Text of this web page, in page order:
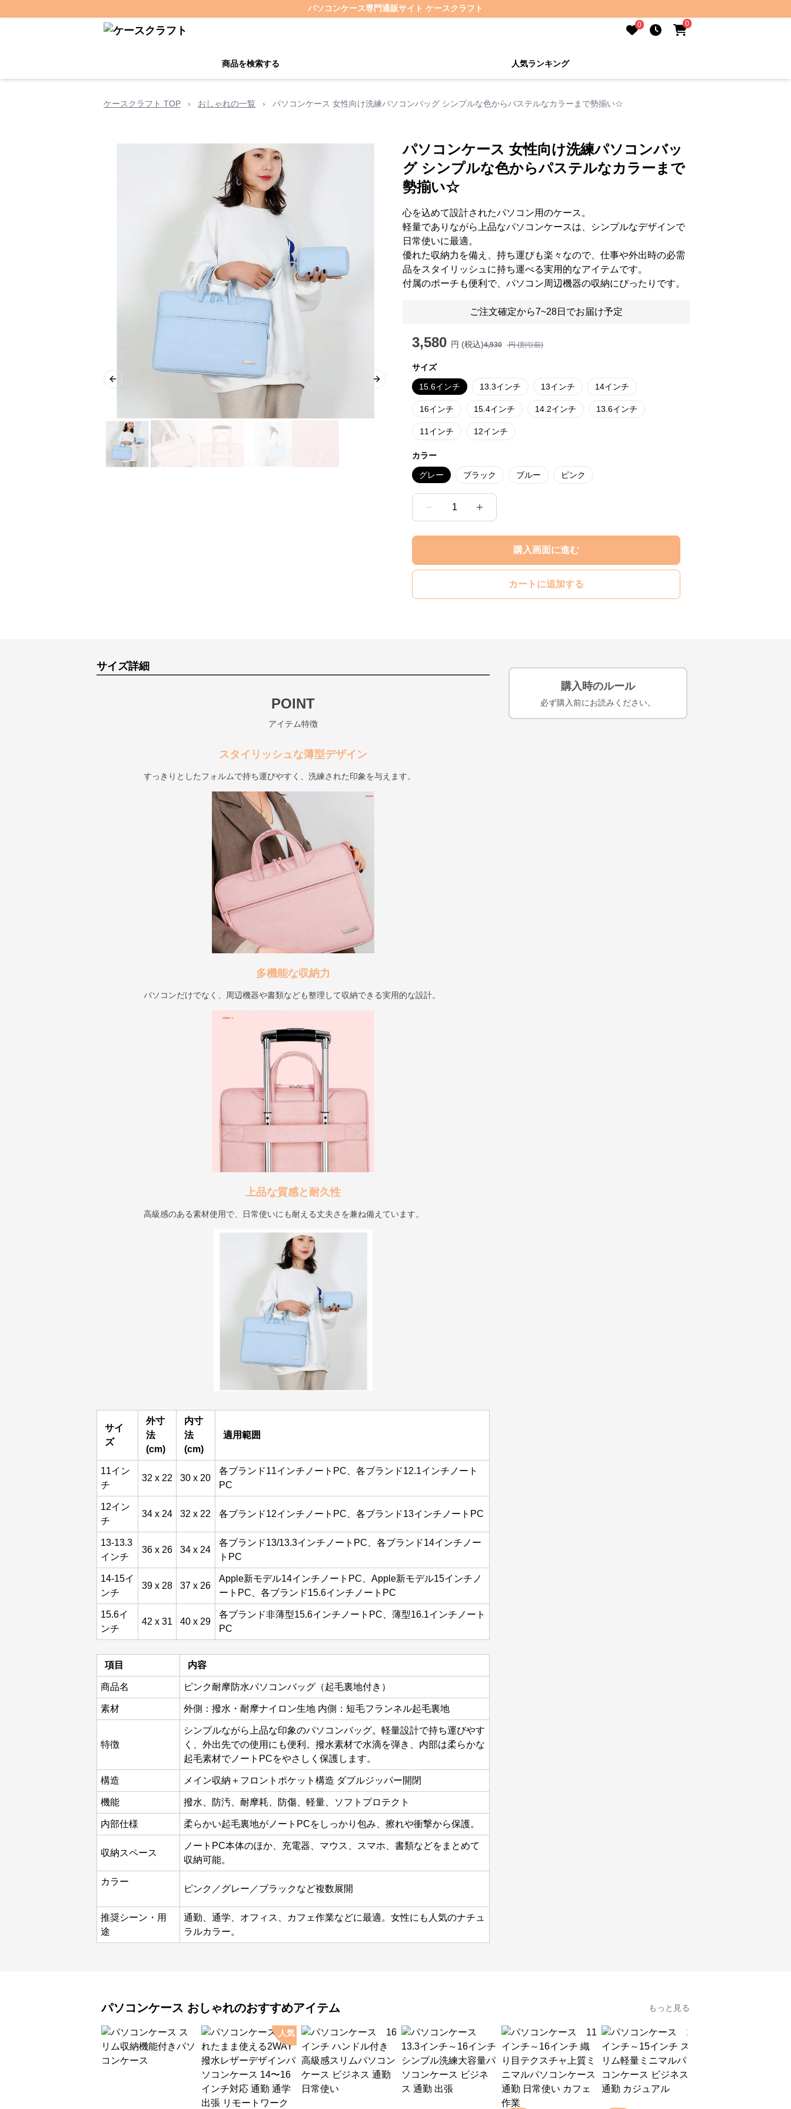
パソコンケース専門通販サイト ケースクラフト
0 0
商品を検索する 人気ランキング
ケースクラフト TOP › おしゃれの一覧 › パソコンケース 女性向け洗練パソコンバッグ シンプルな色からパステルなカラーまで勢揃い☆
Previous slide Next slide
パソコンケース 女性向け洗練パソコンバッ
グ シンプルな色からパステルなカラーまで
勢揃い☆
心を込めて設計されたパソコン用のケース。
軽量でありながら上品なパソコンケースは、シンプルなデザインで
日常使いに最適。
優れた収納力を備え、持ち運びも楽々なので、仕事や外出時の必需
品をスタイリッシュに持ち運べる実用的なアイテムです。
付属のポーチも便利で、パソコン周辺機器の収納にぴったりです。
ご注文確定から7~28日でお届け予定
3,580 円 (税込)4,930 円 (割引前)
サイズ
15.6インチ 13.3インチ 13インチ 14インチ
16インチ 15.4インチ 14.2インチ 13.6インチ
11インチ 12インチ
カラー
グレー ブラック ブルー ピンク
1
購入画面に進む
カートに追加する
サイズ詳細
POINT
アイテム特徴
スタイリッシュな薄型デザイン
すっきりとしたフォルムで持ち運びやすく、洗練された印象を与えます。
多機能な収納力
パソコンだけでなく、周辺機器や書類なども整理して収納できる実用的な設計。
上品な質感と耐久性
高級感のある素材使用で、日常使いにも耐える丈夫さを兼ね備えています。
サイ
ズ
外寸
法
(cm)
内寸
法
(cm)
適用範囲
11イン
チ
32 x 22 30 x 20
各ブランド11インチノートPC、各ブランド12.1インチノート
PC
12イン
チ
34 x 24 32 x 22 各ブランド12インチノートPC、各ブランド13インチノートPC
13-13.3
インチ
36 x 26 34 x 24
各ブランド13/13.3インチノートPC、各ブランド14インチノー
トPC
14-15イ
ンチ
39 x 28 37 x 26
Apple新モデル14インチノートPC、Apple新モデル15インチノ
ートPC、各ブランド15.6インチノートPC
15.6イ
ンチ
42 x 31 40 x 29
各ブランド非薄型15.6インチノートPC、薄型16.1インチノート
PC
項目 内容
商品名 ピンク耐摩防水パソコンバッグ（起毛裏地付き）
素材 外側：撥水・耐摩ナイロン生地 内側：短毛フランネル起毛裏地
特徴
シンプルながら上品な印象のパソコンバッグ。軽量設計で持ち運びやす
く、外出先での使用にも便利。撥水素材で水滴を弾き、内部は柔らかな
起毛素材でノートPCをやさしく保護します。
構造 メイン収納＋フロントポケット構造 ダブルジッパー開閉
機能 撥水、防汚、耐摩耗、防傷、軽量、ソフトプロテクト
内部仕様 柔らかい起毛裏地がノートPCをしっかり包み、擦れや衝撃から保護。
収納スペース
ノートPC本体のほか、充電器、マウス、スマホ、書類などをまとめて
収納可能。
カラー
ピンク／グレー／ブラックなど複数展開
推奨シーン・用
途
通勤、通学、オフィス、カフェ作業などに最適。女性にも人気のナチュ
ラルカラー。
購入時のルール
必ず購入前にお読みください。
パソコンケース おしゃれのおすすめアイテム もっと見る
人気